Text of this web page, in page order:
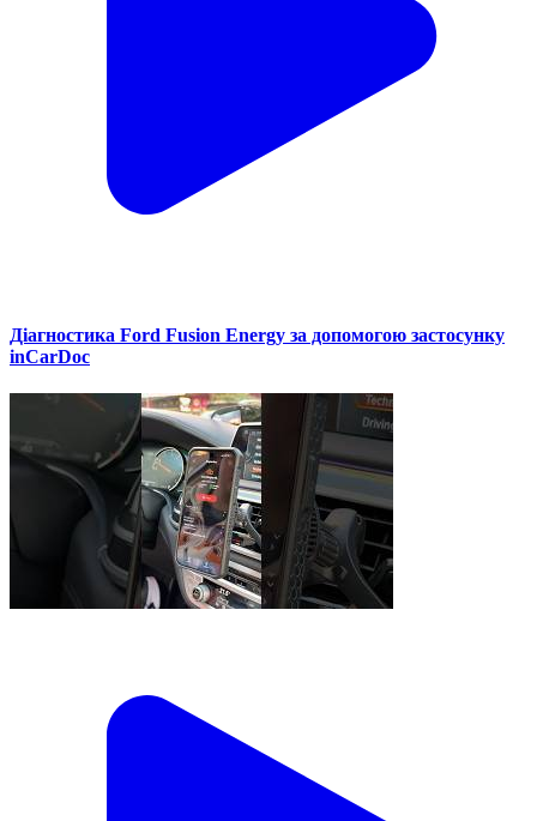
Діагностика Ford Fusion Energy за допомогою застосунку
inCarDoc